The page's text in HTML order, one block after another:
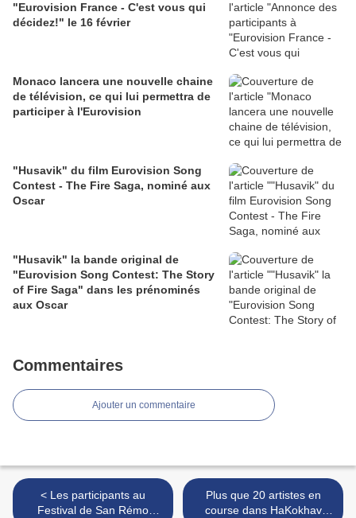
"Eurovision France - C'est vous qui
décidez!" le 16 février
Monaco lancera une nouvelle chaine
de télévision, ce qui lui permettra de
participer à l'Eurovision
"Husavik" du film Eurovision Song
Contest - The Fire Saga, nominé aux
Oscar
"Husavik" la bande original de
"Eurovision Song Contest: The Story
of Fire Saga" dans les prénominés
aux Oscar
Commentaires
Ajouter un commentaire
< Les participants au
Festival de San Rémo
Plus que 20 artistes en
course dans HaKokhav